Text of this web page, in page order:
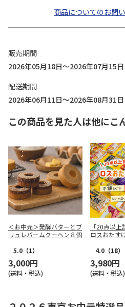
商品についてのお問
販売期間
2026年05月18日～2026年07月15日
配送期間
2026年06月11日～2026年08月31日
この商品を見た人は他にこ
＜お中元＞発酵バターとブ
リュレバームクーヘン８個
5.0 （1）
3,000円
(送料・税込)
「20点以上
ロスおたす
4.0 （18）
3,980円
(送料・税込)